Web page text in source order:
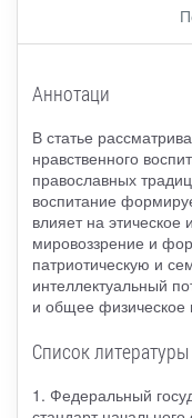
Аннотаци
В статье
нравственного
православных
воспитание
влияет на этическое
мировоззрение и
патриотическую и
интеллектуальный
и общее физическое
Список литературы
1. Федеральный